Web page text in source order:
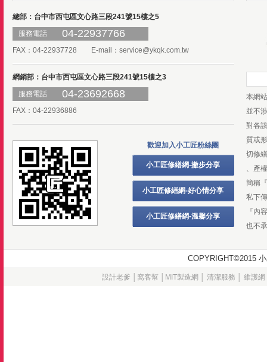
總部：台中市西屯區文心路三段241號15樓之5
服務電話
04-22937766
FAX：04-22937728 E-mail： service@ykqk.com.tw
網銷部：台中市西屯區文心路三段241號15樓之3
服務電話
04-23692668
FAX：04-22936886
歡迎加入小工匠粉絲團
小工匠修繕網-撇步分享
小工匠修繕網-好心情分享
小工匠修繕網-溫馨分享
本網
並不
對各
質或
切修
、產
簡稱
私下
『內
也不
設計老爹 窩客幫│ MIT製造網 清潔服務 維護網